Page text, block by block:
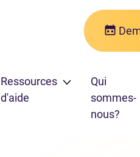
Ressources
d'aide
Qui
sommes-
nous?